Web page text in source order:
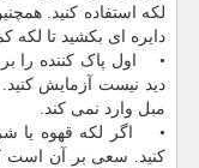
لکه استفاده کنید.
دایره ای بکشید تا لکه
• اول پاک کننده را
دید نیست آزمایش
مبل وارد نمی کند.
• اگر لکه قهوه یا
کنید. سعی بر آن است که